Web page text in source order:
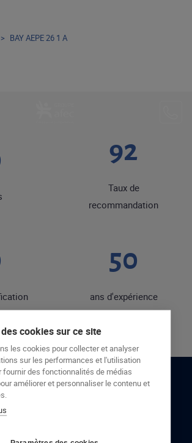
92
Taux de
recommandation
50
ans d'expérience
RESTONS EN CONTACT
> BAY AEPE 26 1 A
cookies sur ce site
les cookies pour collecter et analyser
sur les performances et l'utilisation
fournir des fonctionnalités de médias
améliorer et personnaliser le contenu et